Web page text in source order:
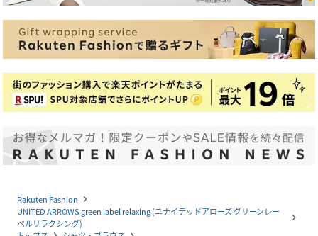
Rakuten Fashion navigate_next
UNITED ARROWS green label relaxing (ユナイテッドアローズ グリーンレー
ベルリラクシング)
navigate_next